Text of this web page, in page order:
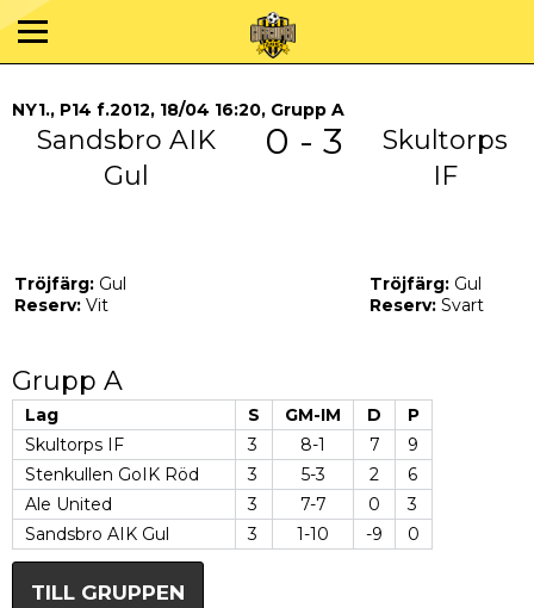
NY1., P14 f.2012, 18/04 16:20, Grupp A
Sandsbro AIK
Gul
0 - 3
Skultorps
IF
Tröjfärg: Gul
Reserv: Vit
Tröjfärg: Gul
Reserv: Svart
Grupp A
Lag S GM-IM D
P
Skultorps IF
3 8-1 7
9
Stenkullen GoIK Röd
3 5-3 2
6
Ale United
3 7-7 0
3
Sandsbro AIK Gul
3 1-10 -9 0
TILL GRUPPEN